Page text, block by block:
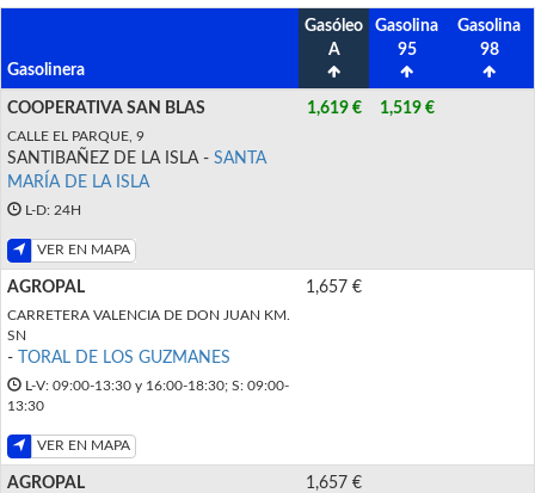
Gasolinera
Gasóleo
A
Gasolina
95
Gasolina
98
COOPERATIVA SAN BLAS
CALLE EL PARQUE, 9
SANTIBAÑEZ DE LA ISLA - SANTA
MARÍA DE LA ISLA
L-D: 24H
VER EN MAPA
1,619 € 1,519 €
AGROPAL
CARRETERA VALENCIA DE DON JUAN KM.
SN
- TORAL DE LOS GUZMANES
L-V: 09:00-13:30 y 16:00-18:30; S: 09:00-
13:30
VER EN MAPA
1,657 €
AGROPAL 1,657 €